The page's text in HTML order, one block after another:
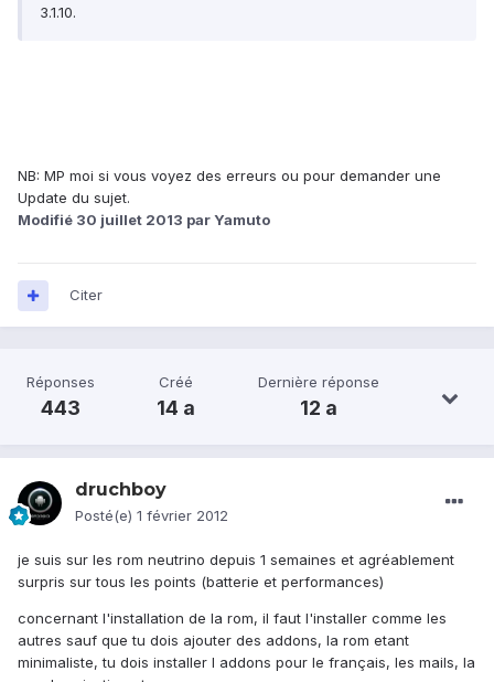
3.1.10.
NB: MP moi si vous voyez des erreurs ou pour demander une
Update du sujet.
Modifié 30 juillet 2013 par Yamuto
Citer
Réponses
443
Créé
14 a
Dernière réponse
12 a
druchboy
Posté(e) 1 février 2012
je suis sur les rom neutrino depuis 1 semaines et agréablement
surpris sur tous les points (batterie et performances)
concernant l'installation de la rom, il faut l'installer comme les
autres sauf que tu dois ajouter des addons, la rom etant
minimaliste, tu dois installer l addons pour le français, les mails, la